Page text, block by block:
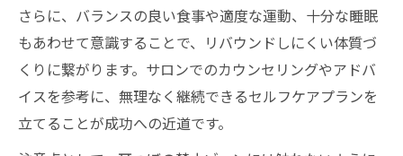
さらに、バランスの良い食事や適度な運動、十分な睡眠
もあわせて意識することで、リバウンドしにくい体質づ
くりに繋がります。サロンでのカウンセリングやアドバ
イスを参考に、無理なく継続できるセルフケアプランを
立てることが成功への近道です。